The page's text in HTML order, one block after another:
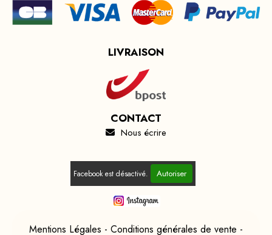
LIVRAISON
CONTACT
 Nous écrire
Facebook est désactivé. Autoriser
Mentions Légales Conditions générales de vente